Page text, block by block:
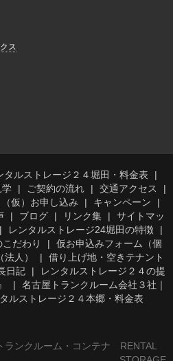
ス
タルストレージ２４堀田・料金表
学 ご契約の流れ
交通アクセス
（仮）お申し込み
キャンペーン
ブログ リンク集
サイトマッ
レンタルストレージ24堀田の特徴
だわり
仮お申込みフォーム（個
人）
借り上げ地・空きテナント
日記
レンタルストレージ２４の提
名古屋トランクルーム会社３社｜
ルストレージ２４本郷・料金表
ランクルーム・コンテナ RENTAL